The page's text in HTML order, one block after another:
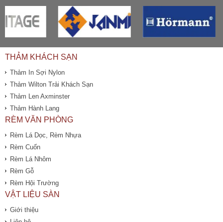
THẢM KHÁCH SẠN
Thảm In Sợi Nylon
Thảm Wilton Trải Khách Sạn
Thảm Len Axminster
Thảm Hành Lang
RÈM VĂN PHÒNG
Rèm Lá Dọc, Rèm Nhựa
Rèm Cuốn
Rèm Lá Nhôm
Rèm Gỗ
Rèm Hội Trường
VẬT LIỆU SÀN
Giới thiệu